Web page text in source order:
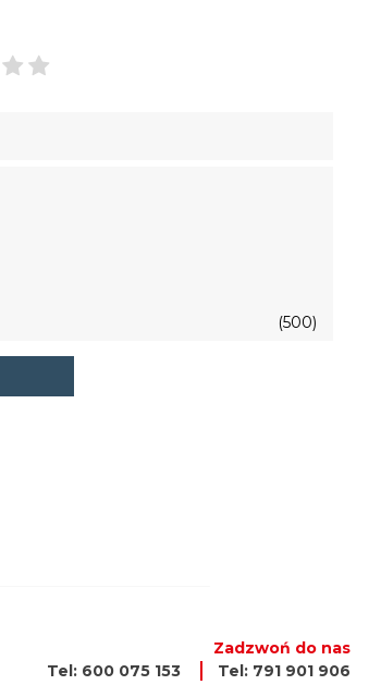
(500)
Zadzwoń do nas
Tel: 600 075 153
Tel: 791 901 906